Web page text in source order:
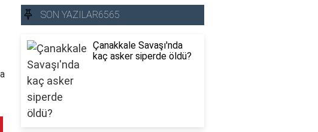
SON YAZILAR6565
Çanakkale Savaşı'nda
kaç asker siperde öldü?